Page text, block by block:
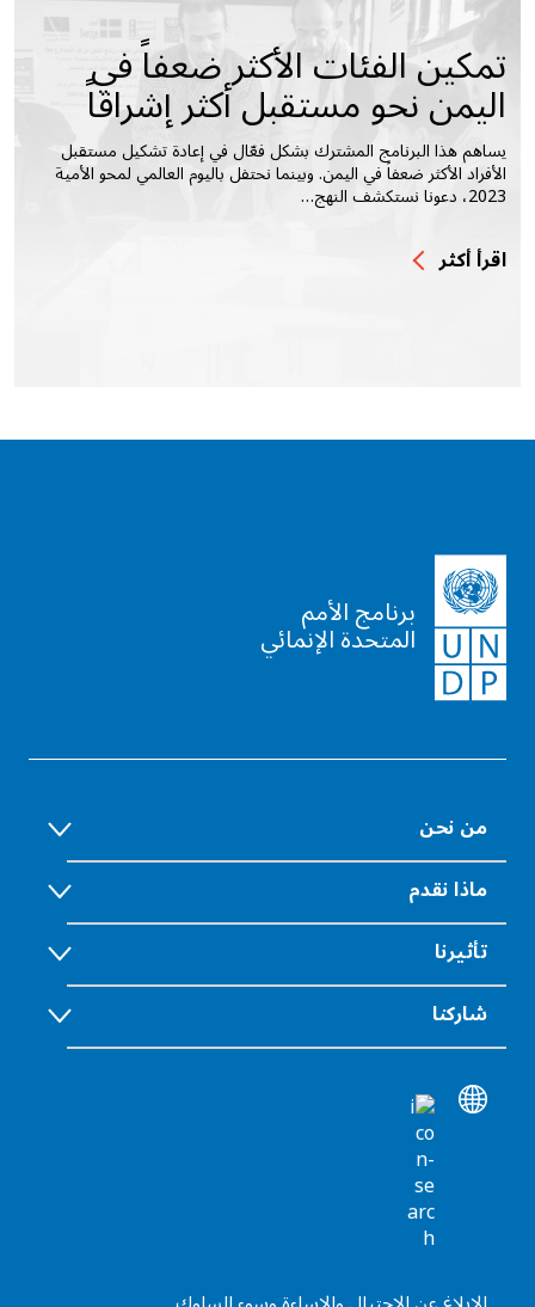
تمكين الفئات الأكثر ضعفاً في
اليمن نحو مستقبل أكثر إشراقاً
يساهم هذا البرنامج المشترك بشكل فعّال في إعادة تشكيل مستقبل
الأفراد الأكثر ضعفاً في اليمن. وبينما نحتفل باليوم العالمي لمحو الأمية
2023، دعونا نستكشف النهج…
اقرأ أكثر
برنامج الأمم
المتحدة الإنمائي
من نحن
ماذا نقدم
تأثيرنا
شاركنا